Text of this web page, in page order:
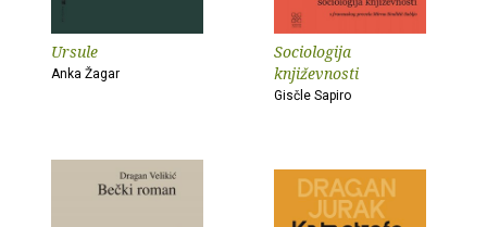
Ursule
Anka Žagar
Sociologija
književnosti
Gisčle Sapiro